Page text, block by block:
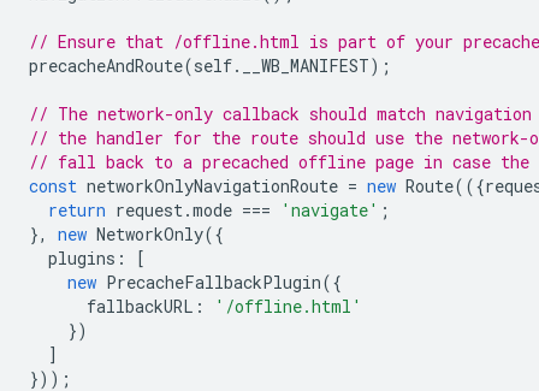
// Ensure that /offline.html is part of your
precacheAndRoute(self. __WB_MANIFEST);
// The network-only callback should match navigation
// the handler for the route should use the
// fall back to a precached offline page in case
const networkOnlyNavigationRoute = new Route(({
return request.mode === 'navigate' ;
},
new NetworkOnly({
plugins :
[
new PrecacheFallbackPlugin({
fallbackURL :
'/offline.html'
})
]
}));